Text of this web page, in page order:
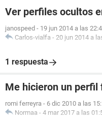
Ver perfiles ocultos
janospeed - 19 jun 2014 a las
Carlos-vialfa - 20 jun 2014 a
1 respuesta
Me hicieron un perfil
romi ferreyra - 6 dic 2010 a las
Normaa - 4 mar 2017 a las